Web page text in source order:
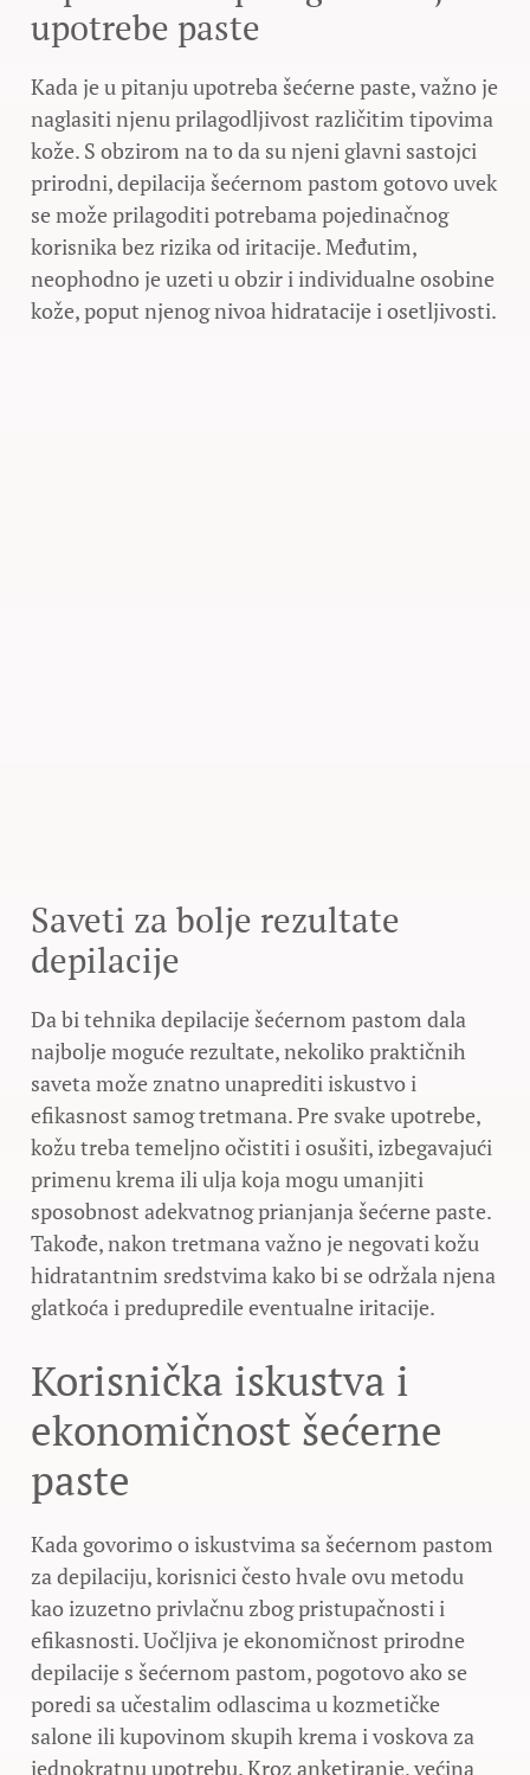
upotrebe paste
Kada je u pitanju upotreba šećerne paste, važno je
naglasiti njenu prilagodljivost različitim tipovima
kože. S obzirom na to da su njeni glavni sastojci
prirodni, depilacija šećernom pastom gotovo uvek
se može prilagoditi potrebama pojedinačnog
korisnika bez rizika od iritacije. Međutim,
neophodno je uzeti u obzir i individualne osobine
kože, poput njenog nivoa hidratacije i osetljivosti.
Saveti za bolje rezultate
depilacije
Da bi tehnika depilacije šećernom pastom dala
najbolje moguće rezultate, nekoliko praktičnih
saveta može znatno unaprediti iskustvo i
efikasnost samog tretmana. Pre svake upotrebe,
kožu treba temeljno očistiti i osušiti, izbegavajući
primenu krema ili ulja koja mogu umanjiti
sposobnost adekvatnog prianjanja šećerne paste.
Takođe, nakon tretmana važno je negovati kožu
hidratantnim sredstvima kako bi se održala njena
glatkoća i predupredile eventualne iritacije.
Korisnička iskustva i
ekonomičnost šećerne
paste
Kada govorimo o iskustvima sa šećernom pastom
za depilaciju, korisnici često hvale ovu metodu
kao izuzetno privlačnu zbog pristupačnosti i
efikasnosti. Uočljiva je ekonomičnost prirodne
depilacije s šećernom pastom, pogotovo ako se
poredi sa učestalim odlascima u kozmetičke
salone ili kupovinom skupih krema i voskova za
jednokratnu upotrebu. Kroz anketiranje, većina